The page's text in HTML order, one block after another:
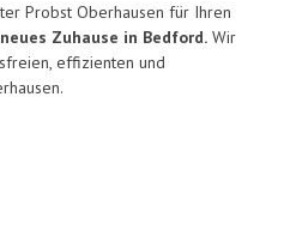
Probst Oberhausen für Ihren
Zuhause in Bedford. Wir
effizienten und